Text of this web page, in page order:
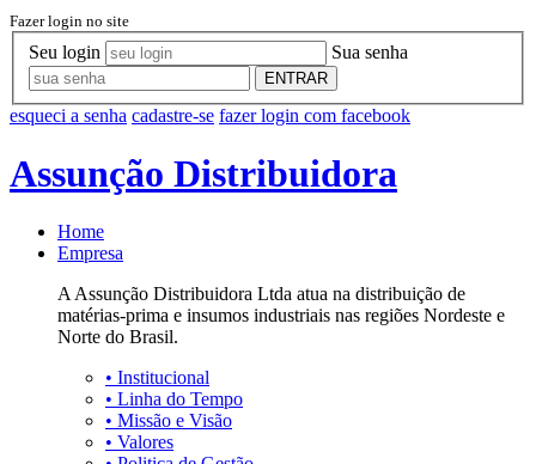
Fazer login no site
Seu login Sua senha
ENTRAR
esqueci a senha cadastre-se fazer login com facebook
Assunção Distribuidora
Home
Empresa
A Assunção Distribuidora Ltda atua na distribuição de
matérias-prima e insumos industriais nas regiões Nordeste e
Norte do Brasil.
• Institucional
• Linha do Tempo
• Missão e Visão
• Valores